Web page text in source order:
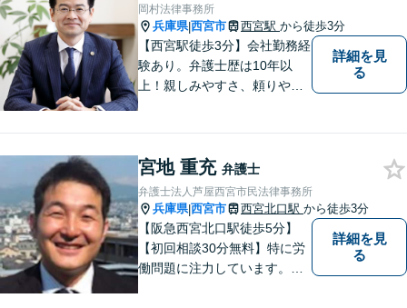
尽力します。【当日／夜間対
応可】
岡村法律事務所
兵庫県|西宮市 西宮駅 から徒歩3分
【西宮駅徒歩3分】会社勤務経
験あり。弁護士歴は10年以
上！親しみやすさ、頼りやす
面談無料】
詳細を見
る
宮地 重充 弁護士
弁護士法人芦屋西宮市民法律事務所
兵庫県|西宮市 西宮北口駅 から徒歩3分
【阪急西宮北口駅徒歩5分】
【初回相談30分無料】特に労
働問題に注力しています。残
詳細を見
る